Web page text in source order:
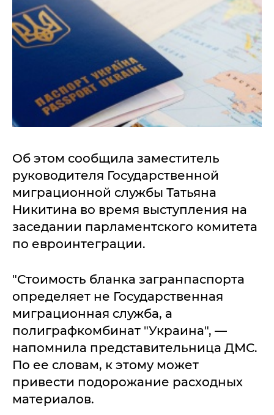
Об этом сообщила заместитель
руководителя Государственной
миграционной службы Татьяна
Никитина во время выступления на
заседании парламентского комитета
по евроинтеграции.
"Стоимость бланка загранпаспорта
определяет не Государственная
миграционная служба, а
полиграфкомбинат "Украина", —
напомнила представительница ДМС.
По ее словам, к этому может
привести подорожание расходных
материалов.